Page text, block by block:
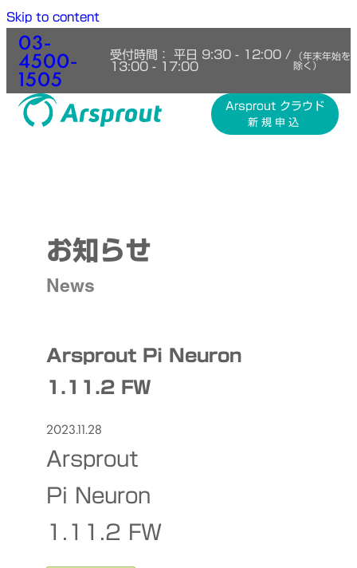
Skip to content
03-
4500-
1505
受付時間： 平日 9:30 - 12:00 /
13:00 - 17:00
（年末年始を
除く）
Arsprout クラウド
新規申込
お知らせ
News
Arsprout Pi Neuron
1.11.2 FW
2023.11.28
Arsprout
Pi Neuron
1.11.2 FW